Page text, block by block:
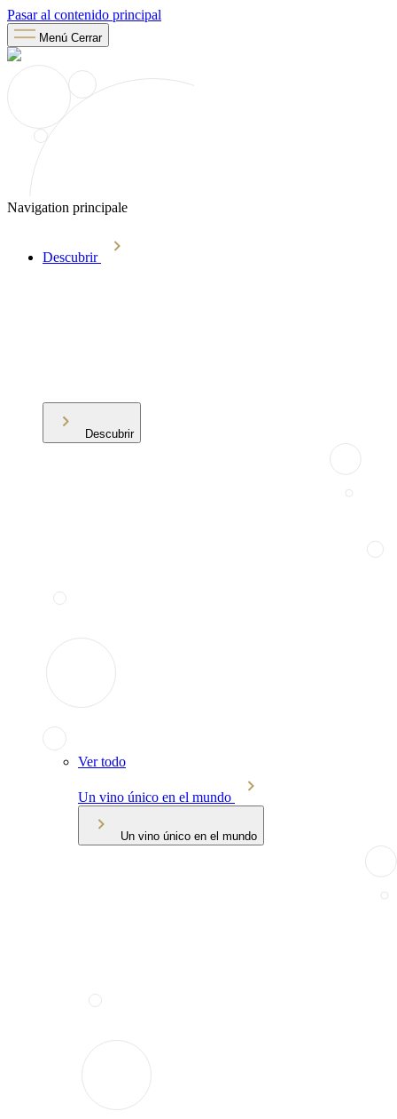
Pasar al contenido principal
Menú Cerrar
Navigation principale
Descubrir
Descubrir
Ver todo
Un vino único en el mundo
Un vino único en el mundo